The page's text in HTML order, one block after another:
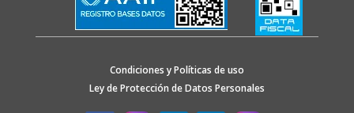
Condiciones y Políticas de uso
Ley de Protección de Datos Personales